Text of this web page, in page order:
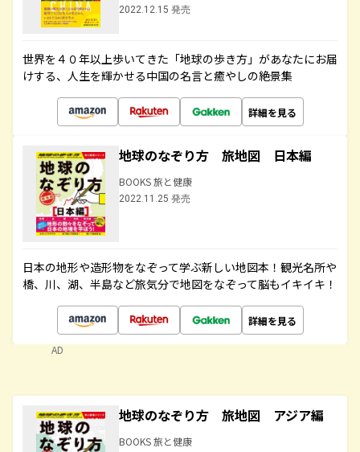
2022.12.15 発売
世界を４０年以上歩いてきた「地球の歩き方」があなたにお届
けする、人生を輝かせる中国の名言と癒やしの絶景集
詳細を見る
地球のなぞり方 旅地図 日本編
BOOKS 旅と健康
2022.11.25 発売
日本の地形や造形物をなぞって学ぶ新しい地図本！観光名所や
橋、川、湖、半島など旅気分で地図をなぞって脳もイキイキ！
詳細を見る
AD
地球のなぞり方 旅地図 アジア編
BOOKS 旅と健康